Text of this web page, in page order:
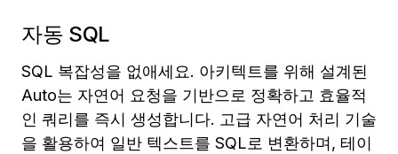
자동 SQL
SQL 복잡성을 없애세요. 아키텍트를 위해 설계된
Auto는 자연어 요청을 기반으로 정확하고 효율적
인 쿼리를 즉시 생성합니다. 고급 자연어 처리 기술
을 활용하여 일반 텍스트를 SQL로 변환하며, 테이